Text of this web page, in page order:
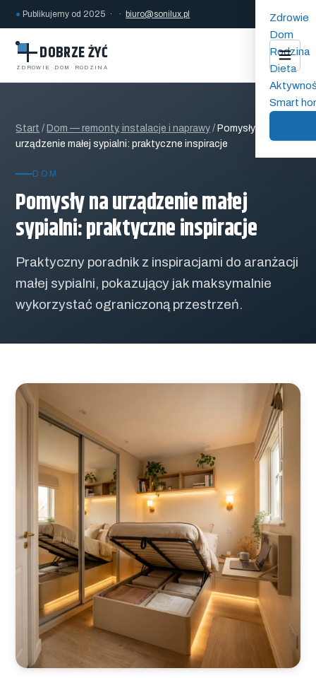
● Publikujemy od 2025 · ·biuro@sonilux.pl
DOBRZE ŻYĆ
ZDROWIE · DOM · RODZINA
Zdrowie
Dom
Rodzina
Dieta
Smart
Start / Dom — remonty, instalacje i naprawy / Pomysły na
urządzenie małej sypialni: praktyczne inspiracje
DOM
Pomysły na urządzenie małej
sypialni: praktyczne inspiracje
Praktyczny poradnik z inspiracjami do aranżacji
małej sypialni, pokazujący jak maksymalnie
wykorzystać ograniczoną przestrzeń.